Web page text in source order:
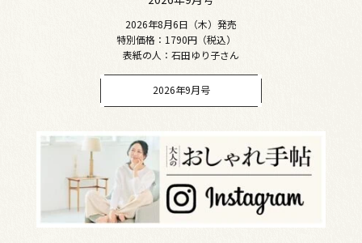
2026年8月6日（木）発売
特別価格：1790円（税込）
表紙の人：石田ゆり子さん
2026年9月号